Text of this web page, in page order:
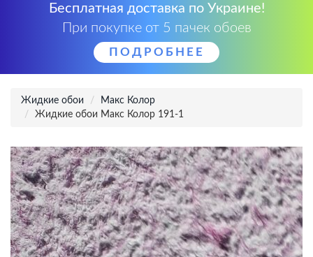
Бесплатная доставка по Украине!
При покупке от 5 пачек обоев
ПОДРОБНЕЕ
Жидкие обои
Макс Колор
Жидкие обои Макс Колор 191-1